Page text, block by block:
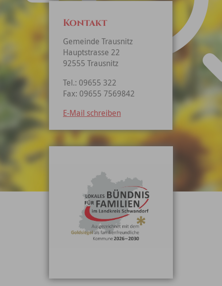
Kontakt
Gemeinde Trausnitz
Hauptstrasse 22
92555 Trausnitz
Tel.: 09655 322
Fax: 09655 7569842
E-Mail schreiben